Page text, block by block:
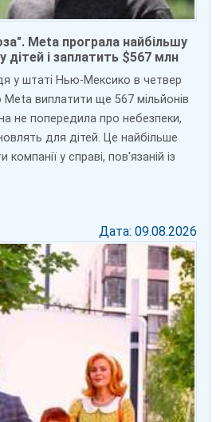
Meta програла найбільшу
дітей і заплатить $567 млн
у штаті Нью-Мексико в четвер
виплатити ще 567 мільйонів
не попередила про небезпеки,
для дітей. Це найбільше
у справі, пов'язаній із
Дата: 09.08.2026